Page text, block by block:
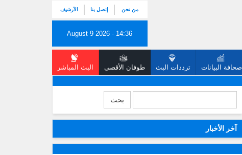
من نحن إتصل بنا الأرشيف
August 9 2026 - 14:36
صحافة البيانات ترددات البث طوفان الأقصى البث المباشر
بحث
آخر الأخبار